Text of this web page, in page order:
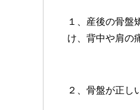
１、産後の骨盤
け、背中や肩の
２、骨盤が正し